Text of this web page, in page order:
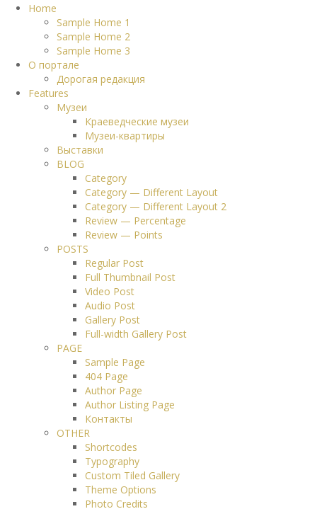
Home
Sample Home 1
Sample Home 2
Sample Home 3
О портале
Дорогая редакция
Features
Музеи
Краеведческие музеи
Музеи-квартиры
Выставки
BLOG
Category
Category — Different Layout
Category — Different Layout 2
Review — Percentage
Review — Points
POSTS
Regular Post
Full Thumbnail Post
Video Post
Audio Post
Gallery Post
Full-width Gallery Post
PAGE
Sample Page
404 Page
Author Page
Author Listing Page
Контакты
OTHER
Shortcodes
Typography
Custom Tiled Gallery
Theme Options
Photo Credits